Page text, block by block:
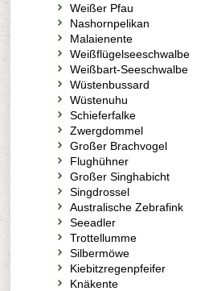
Weißer Pfau
Nashornpelikan
Malaienente
Weißflügelseeschwalbe
Weißbart-Seeschwalbe
Wüstenbussard
Wüstenuhu
Schieferfalke
Zwergdommel
Großer Brachvogel
Flughühner
Großer Singhabicht
Singdrossel
Australische Zebrafink
Seeadler
Trottellumme
Silbermöwe
Kiebitzregenpfeifer
Knäkente